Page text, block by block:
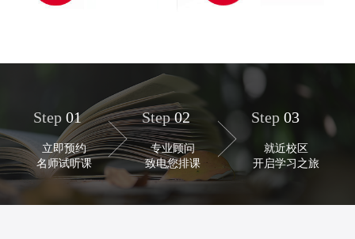
Step 01
立即预约
名师试听课
Step02
专业顾问
致电您排课
Step 03
就近校区
开启学习之旅